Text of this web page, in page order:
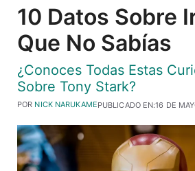
10 Datos Sobre
Que No Sabías
¿Conoces Todas Estas
Sobre Tony Stark?
PUBLICADO EN:16 DE
POR NICK NARUKAME